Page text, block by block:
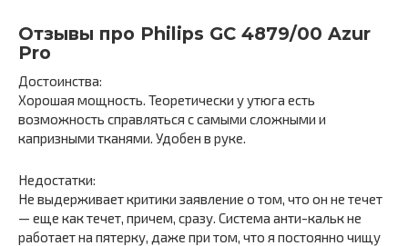
Отзывы про Philips GC 4879/00 Azur
Pro
Достоинства:
Хорошая мощность. Теоретически у утюга есть
возможность справляться с самыми сложными и
капризными тканями. Удобен в руке.
Недостатки:
Не выдерживает критики заявление о том, что он не течет
— еще как течет, причем, сразу. Система анти-кальк не
работает на пятерку, даже при том, что я постоянно чищу